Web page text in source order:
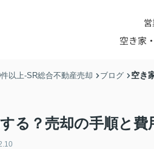
空き家
以上-SR総合不動産売却 ブログ 空き
る？売却の手順と費